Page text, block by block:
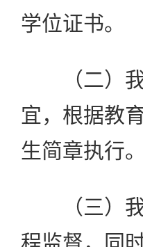
学位证书。
（二）我
宜，根据教
生简章执行。
（三）我